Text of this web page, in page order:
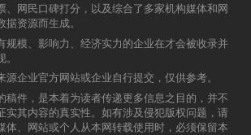
、网民口碑打分，以及综合了多家机构媒体和网
资源而生成。
规模、影响力、经济实力的企业在才会被收录并
源企业官方网站或企业自行提交，仅供参考。
稿件，是本着为读者传递更多信息之目的，并不
实其内容的真实性。如有涉及侵犯版权问题，请
体、网站或个人从本网转载使用时，必须保留本